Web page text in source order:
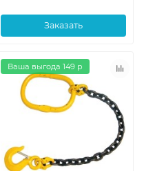
Заказать
Ваша выгода 149 р